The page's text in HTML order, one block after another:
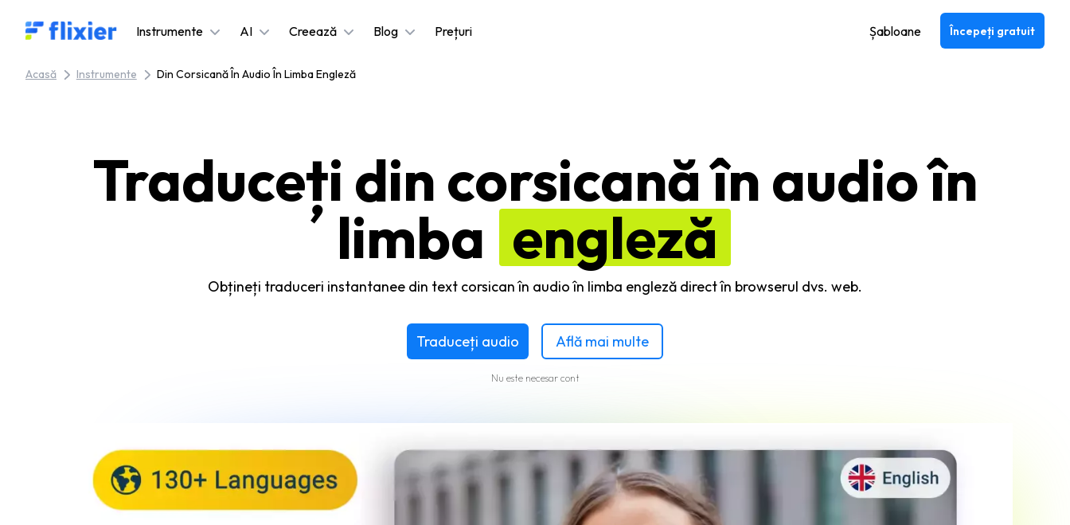
Flixier logo - Home Instrumente AI Creează Blog Prețuri Șabloane Începeți gratuit
Acasă Instrumente Din Corsicană În Audio În Limba Engleză
Traduceți din corsicană în audio în
limba engleză
Obțineți traduceri instantanee din text corsican în audio în limba engleză direct în browserul dvs. web.
Traduceți audio Află mai multe
Nu este necesar cont